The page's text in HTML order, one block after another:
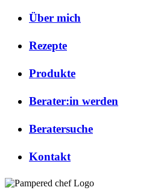
Über mich
Rezepte
Produkte
Berater:in werden
Beratersuche
Kontakt